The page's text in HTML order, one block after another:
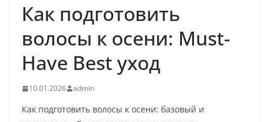
Как подготовить
волосы к осени: Must-
Have Best уход
10.01.2026 admin
Как подготовить волосы к осени: базовый и